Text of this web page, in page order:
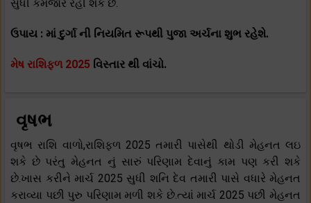
સુધી કમજોર રહી શકે છે.
ઉપાય : માં દુર્ગા ની નિયમિત રૂપથી પુજા અર્ચના શુભ રહેશે.
મેષ રાશિફળ 2025 વિસ્તાર થી વાંચો.
વૃષભ
વૃષભ રાશિ વાળો,રાશિફળ 2025 તમારી પાસેથી થોડી મેહનત લઇ
શકે છે પરંતુ મેહનત નું સારું પરિણામ દેવાનું કામ પણ કરી શકે
છે.ખાસ કરીને માર્ચ 2025 સુધી શનિ દેવ તમારી પાસે વધારે મેહનત
કરાવ્યા પછી પુરુ પરિણામ મળી શકે છે.ત્યાં માર્ચ 2025 પછી મેહનત